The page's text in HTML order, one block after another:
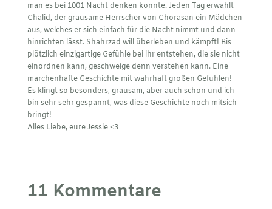
man es bei 1001 Nacht denken könnte. Jeden Tag erwählt
Chalid, der grausame Herrscher von Chorasan ein Mädchen
aus, welches er sich einfach für die Nacht nimmt und dann
hinrichten lässt. Shahrzad will überleben und kämpft! Bis
plötzlich einzigartige Gefühle bei ihr entstehen, die sie nicht
einordnen kann, geschweige denn verstehen kann. Eine
märchenhafte Geschichte mit wahrhaft großen Gefühlen!
Es klingt so besonders, grausam, aber auch schön und ich
bin sehr sehr gespannt, was diese Geschichte noch mitsich
bringt!
Alles Liebe, eure Jessie <3
11 Kommentare